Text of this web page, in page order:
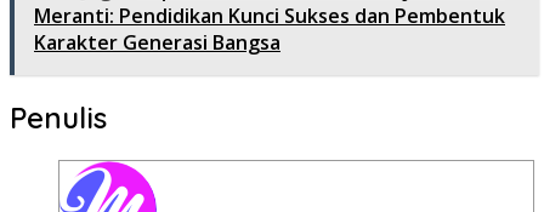
Meranti: Pendidikan Kunci Sukses dan Pembentuk
Karakter Generasi Bangsa
Penulis